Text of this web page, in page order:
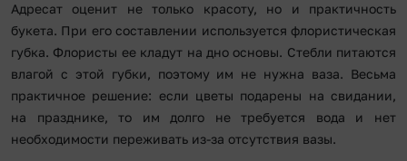
Адресат оценит не только красоту, но и практичность
букета. При его составлении используется флористическая
губка. Флористы ее кладут на дно основы. Стебли питаются
влагой с этой губки, поэтому им не нужна ваза. Весьма
практичное решение: если цветы подарены на свидании,
на празднике, то им долго не требуется вода и нет
необходимости переживать из-за отсутствия вазы.